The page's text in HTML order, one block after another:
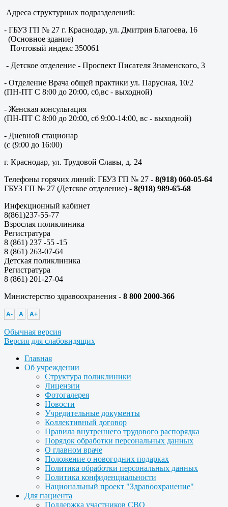
Адреса структурных подразделений:
- ГБУЗ ГП № 27 г. Краснодар, ул. Дмитрия Благоева, 16
(Основное здание)
Почтовый индекс 350061
- Детское отделение - Проспект Писателя Знаменского, 3
- Отделение Врача общей практики ул. Парусная, 10/2
(ПН-ПТ С 8:00 до 20:00, сб,вс - выходной)
- Женская консультация
(ПН-ПТ С 8:00 до 20:00, сб 9:00-14:00, вс - выходной)
- Дневной стационар
(с (9:00 до 16:00)
г. Краснодар, ул. Трудовой Славы, д. 24
Телефоны горячих линий: ГБУЗ ГП № 27 - 8(918) 060-05-64
ГБУЗ ГП № 27 (Детское отделение) - 8(918) 989-65-68
Инфекционный кабинет
8(861)237-55-77
Взрослая поликлиника
Регистратура
8 (861) 237 -55 -15
8 (861) 263-07-64
Детская поликлиника
Регистратура
8 (861) 201-27-04
Министерство здравоохранения - 8 800 2000-366
A- A A+
Обычная версия
Версия для слабовидящих
Главная
Об учреждении
Структура поликлиники
Лицензии
Фотогалерея
Новости
Учредительные документы
Коллективный договор
Правила внутреннего трудового распорядка
Порядок обработки персональных данных
О главном враче
Положение о новогодних подарках
Политика обработки персональных данных
Политика конфиденциальности
Национальный проект "Здравоохранение"
Для пациента
Поддержка участников СВО